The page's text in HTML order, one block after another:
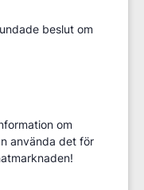
beslut om
om
använda det för